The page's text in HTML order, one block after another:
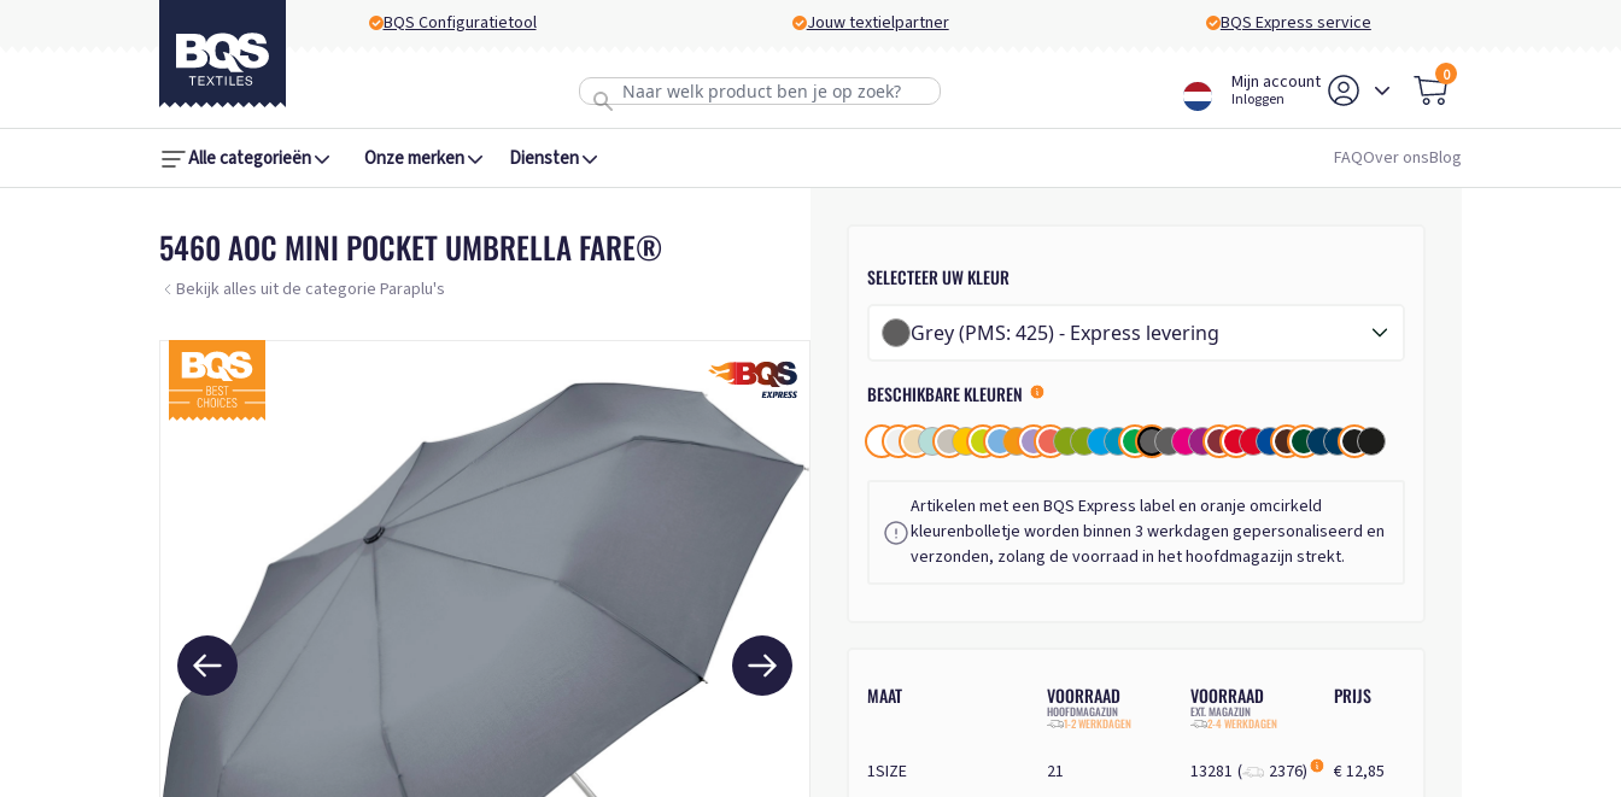
BQS Configuratietool Jouw textielpartner BQS Express service
Mijn account
Inloggen
0
Alle categorieën Onze merken Diensten FAQOver onsBlog
5460 AOC MINI POCKET UMBRELLA FARE®
Bekijk alles uit de categorie Paraplu's SELECTEER UW KLEUR
Grey (PMS: 425) - Express levering
BESCHIKBARE KLEUREN
Artikelen met een BQS Express label en oranje omcirkeld
kleurenbolletje worden binnen 3 werkdagen gepersonaliseerd en
verzonden, zolang de voorraad in het hoofdmagazijn strekt.
MAAT VOORRAAD
HOOFDMAGAZIJN
1-2 WERKDAGEN
VOORRAAD
EXT. MAGAZIJN
2-4 WERKDAGEN
PRIJS
1SIZE 21 13281 ( 2376) € 12,85